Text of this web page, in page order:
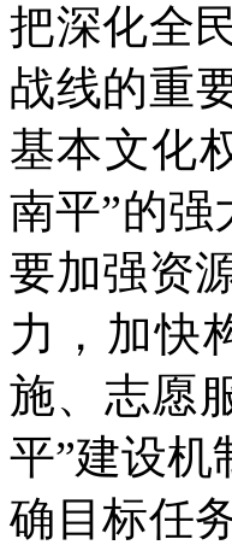
把深化全
战线的重
基本文化
南平”的强
要加强资
力，加快
施、志愿
平”建设机
确目标任